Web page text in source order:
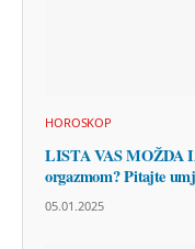
HOROSKOP
LISTA VAS MOŽDA
orgazmom? Pitajte
05.01.2025